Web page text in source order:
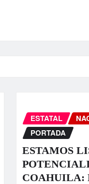
ESTATAL
PORTADA
ESTAMOS
COAHUILA: